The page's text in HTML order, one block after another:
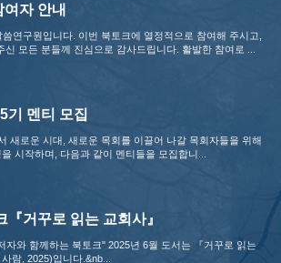
자 안내
연구원입니다. 이번 북토크에 열정적으로 참여해 주시고,
신 모든 분들께 진심으로 감사드립니다. 활발한 참여로 ...
기 멘티 모집
새로운 시대, 새로운 목회를 이끌어 나갈 목회자들을 위해
시작하며, 다음과 같이 멘티들을 모집합니...
거꾸로 읽는 교회사』
자와 함께하는 북토크" 2025년 6월 도서는 『거꾸로 읽는
람, 2025)입니다.&nb...